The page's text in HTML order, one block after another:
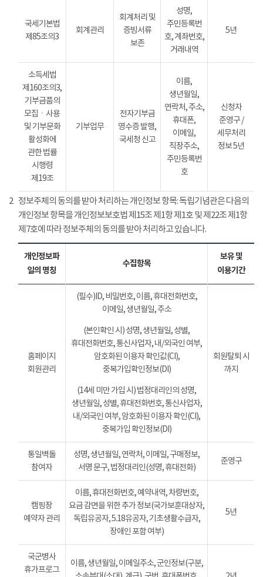
국세기본법
제85조의3
회계관리
회계처리 및
증빙서류
보존
성명,
주민등록번
호, 계좌번호,
거래내역
5년
소득세법
제160조의3,
기부금품의
모집ㆍ사용
및 기부문화
활성화에
관한 법률
시행령
제19조
기부업무
전자기부금
영수증 발행,
국세청 신고
이름,
생년월일,
연락처, 주소,
휴대폰,
이메일,
직장주소,
주민등록번
호
신청자
준영구 /
세무처리
정보 5년
2 정보주체의 동의를 받아 처리하는 개인정보 항목: 독립기념관은 다음의
개인정보 항목을 개인정보보호법 제15조 제1항 제1호 및 제22조 제1항
제7호에 따라 정보주체의 동의를 받아 처리하고 있습니다.
개인정보파
일의 명칭
수집항목
보유 및
이용기간
홈페이지
회원관리
(필수)ID, 비밀번호, 이름, 휴대전화번호,
이메일, 생년월일, 주소
(본인확인 시) 성명, 생년월일, 성별,
휴대전화번호, 통신사업자, 내/외국인 여부,
암호화된 이용자 확인값(CI),
중복가입확인정보(DI)
(14세 미만 가입 시) 법정대리인의 성명,
생년월일, 성별, 휴대전화번호, 통신사업자,
내/외국인 여부, 암호화된 이용자 확인(CI),
중복가입 확인정보(DI)
회원탈퇴 시
까지
통일벽돌
참여자
성명, 생년월일, 연락처, 이메일, 구매정보,
서명 문구, 법정대리인(성명, 휴대전화)
준영구
캠핑장
예약자 관리
이름, 휴대전화번호, 예약내역, 차량번호,
요금 감면을 위한 추가 정보(국가보훈대상자,
독립유공자, 5.18유공자, 기초생활수급자,
장애인 포함 여부)
5년
국군병사
휴가프로그
이름, 생년월일, 이메일주소, 군인정보(구분,